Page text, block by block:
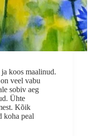
koos maalinud.
veel vabu
sobiv aeg
Ühte
Kõik
koha peal